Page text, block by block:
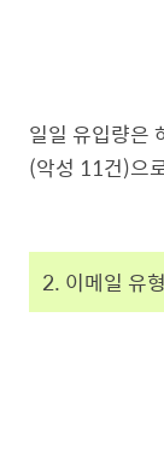
일일 유입량은
(악성 11건)으
2. 이메일 유형